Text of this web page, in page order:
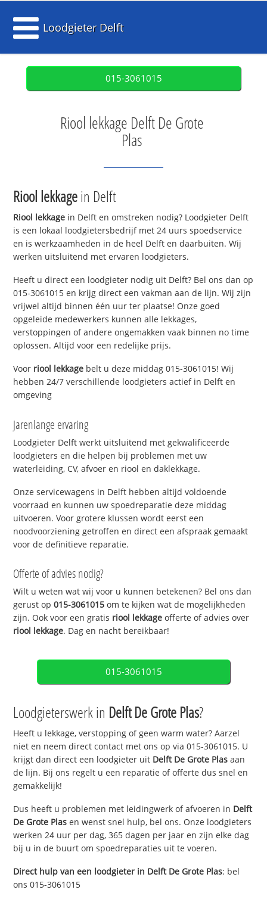
Loodgieter Delft
015-3061015
Riool lekkage Delft De Grote
Plas
Riool lekkagein Delft
Riool lekkage in Delft en omstreken nodig? Loodgieter Delft
is een lokaal loodgietersbedrijf met 24 uurs spoedservice
en is werkzaamheden in de heel Delft en daarbuiten. Wij
werken uitsluitend met ervaren loodgieters.
Heeft u direct een loodgieter nodig uit Delft? Bel ons dan op
015-3061015 en krijg direct een vakman aan de lijn. Wij zijn
vrijwel altijd binnen één uur ter plaatse! Onze goed
opgeleide medewerkers kunnen alle lekkages,
verstoppingen of andere ongemakken vaak binnen no time
oplossen. Altijd voor een redelijke prijs.
Voor riool lekkage belt u deze middag 015-3061015! Wij
hebben 24/7 verschillende loodgieters actief in Delft en
omgeving
Jarenlange ervaring
Loodgieter Delft werkt uitsluitend met gekwalificeerde
loodgieters en die helpen bij problemen met uw
waterleiding, CV, afvoer en riool en daklekkage.
Onze servicewagens in Delft hebben altijd voldoende
voorraad en kunnen uw spoedreparatie deze middag
uitvoeren. Voor grotere klussen wordt eerst een
noodvoorziening getroffen en direct een afspraak gemaakt
voor de definitieve reparatie.
Offerte of advies nodig?
Wilt u weten wat wij voor u kunnen betekenen? Bel ons dan
gerust op015-3061015 om te kijken wat de mogelijkheden
zijn. Ook voor een gratis riool lekkage offerte of advies over
riool lekkage. Dag en nacht bereikbaar!
015-3061015
Loodgieterswerk in Delft De Grote Plas?
Heeft u lekkage, verstopping of geen warm water? Aarzel
niet en neem direct contact met ons op via 015-3061015. U
krijgt dan direct een loodgieter uit Delft De Grote Plas aan
de lijn. Bij ons regelt u een reparatie of offerte dus snel en
gemakkelijk!
Dus heeft u problemen met leidingwerk of afvoeren in Delft
De Grote Plas en wenst snel hulp, bel ons. Onze loodgieters
werken 24 uur per dag, 365 dagen per jaar en zijn elke dag
bij u in de buurt om spoedreparaties uit te voeren.
Direct hulp van een loodgieter in Delft De Grote Plas: bel
ons 015-3061015